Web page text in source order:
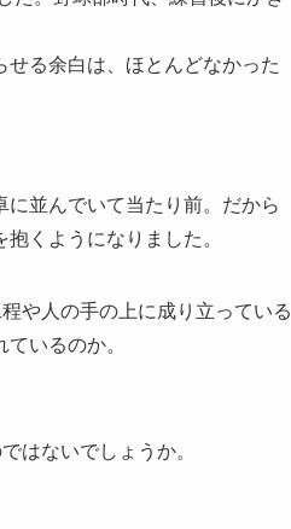
る余白は、ほとんどなかった
並んでいて当たり前。だから
くようになりました。
や人の手の上に成り立っている
いるのか。
はないでしょうか。